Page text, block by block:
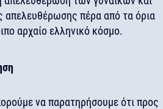
απελευθέρωσης πέρα από τα όρια
αρχαίο ελληνικό κόσμο.
να παρατηρήσουμε ότι προς